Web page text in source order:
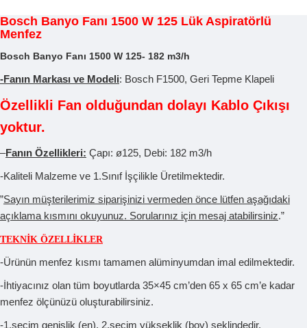
Bosch Banyo Fanı 1500 W 125 Lük Aspiratörlü
Menfez
Bosch Banyo Fanı 1500 W 125- 182 m3/h
-Fanın Markası ve Modeli: Bosch F1500, Geri Tepme Klapeli
Özellikli Fan olduğundan dolayı Kablo Çıkışı
yoktur.
–Fanın Özellikleri: Çapı: ø125, Debi: 182 m3/h
-Kaliteli Malzeme ve 1.Sınıf İşçilikle Üretilmektedir.
”Sayın müşterilerimiz siparişinizi vermeden önce lütfen aşağıdaki
açıklama kısmını okuyunuz. Sorularınız için mesaj atabilirsiniz.”
TEKNİK ÖZELLİKLER
-Ürünün menfez kısmı tamamen alüminyumdan imal edilmektedir.
-İhtiyacınız olan tüm boyutlarda 35×45 cm’den 65 x 65 cm’e kadar
menfez ölçünüzü oluşturabilirsiniz.
-1.seçim genişlik (en), 2.seçim yükseklik (boy) şeklindedir.